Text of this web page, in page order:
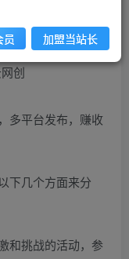
多平台发布，赚收
下几个方面来分
和挑战的活动，参
员 加盟当站长